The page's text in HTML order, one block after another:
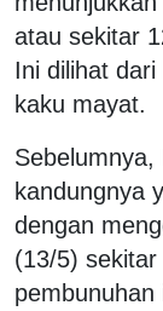
atau sekitar
Ini dilihat
kaku mayat.
Sebelumnya,
kandungnya
dengan
(13/5)